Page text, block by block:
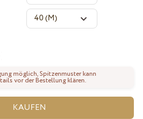
möglich, Spitzenmuster kann
vor der Bestellung klären.